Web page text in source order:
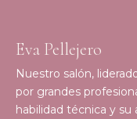
Eva Pellejero
Nuestro salón,
por grandes
habilidad técnica y su